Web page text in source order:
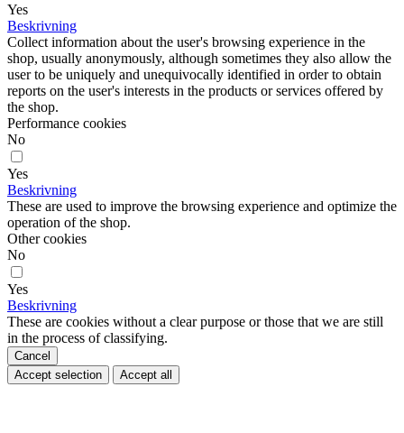
Yes
Beskrivning
Collect information about the user's browsing experience in the
shop, usually anonymously, although sometimes they also allow the
user to be uniquely and unequivocally identified in order to obtain
reports on the user's interests in the products or services offered by
the shop.
Performance cookies
No
Yes
Beskrivning
These are used to improve the browsing experience and optimize the
operation of the shop.
Other cookies
No
Yes
Beskrivning
These are cookies without a clear purpose or those that we are still
in the process of classifying.
Cancel
Accept selection
Accept all